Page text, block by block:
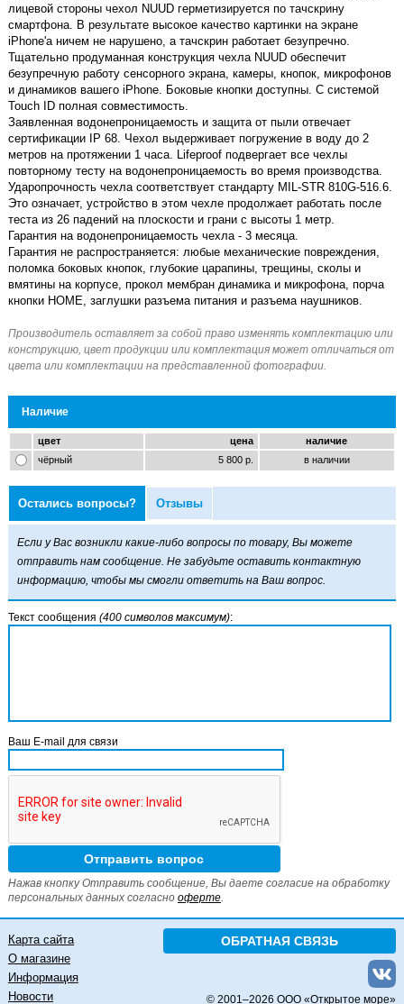
лицевой стороны чехол NUUD герметизируется по тачскрину
смартфона. В результате высокое качество картинки на экране
iPhonе'а ничем не нарушено, а тачскрин работает безупречно.
Тщательно продуманная конструкция чехла NUUD обеспечит
безупречную работу сенсорного экрана, камеры, кнопок, микрофонов
и динамиков вашего iPhone. Боковые кнопки доступны. С системой
Touch ID полная совместимость.
Заявленная водонепроницаемость и защита от пыли отвечает
сертификации IP 68. Чехол выдерживает погружение в воду до 2
метров на протяжении 1 часа. Lifeproof подвергает все чехлы
повторному тесту на водонепроницаемость во время производства.
Ударопрочность чехла соответствует стандарту MIL-STR 810G-516.6.
Это означает, устройство в этом чехле продолжает работать после
теста из 26 падений на плоскости и грани с высоты 1 метр.
Гарантия на водонепроницаемость чехла - 3 месяца.
Гарантия не распространяется: любые механические повреждения,
поломка боковых кнопок, глубокие царапины, трещины, сколы и
вмятины на корпусе, прокол мембран динамика и микрофона, порча
кнопки HOME, заглушки разъема питания и разъема наушников.
Наличие
цвет цена
наличие
чёрный
5 800 р. в наличии
Остались вопросы? Отзывы
Если у Вас возникли какие-либо вопросы по товару, Вы можете
отправить нам сообщение. Не забудьте оставить контактную
информацию, чтобы мы смогли ответить на Ваш вопрос.
Текст сообщения (400 символов максимум):
Ваш E-mail для связи
Нажав кнопку Отправить сообщение, Вы даете согласие на обработку
персональных данных согласно оферте.
ОБРАТНАЯ СВЯЗЬ
© 2001–2026 ООО «Открытое море»
Карта сайта
О магазине
Информация
Новости